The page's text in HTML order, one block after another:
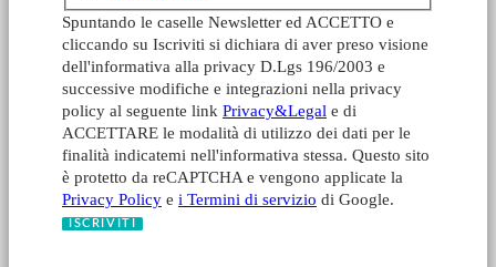
Spuntando le caselle Newsletter ed ACCETTO e
cliccando su Iscriviti si dichiara di aver preso visione
dell'informativa alla privacy D.Lgs 196/2003 e
successive modifiche e integrazioni nella privacy
policy al seguente link Privacy&Legal e di
ACCETTARE le modalità di utilizzo dei dati per le
finalità indicatemi nell'informativa stessa. Questo sito
è protetto da reCAPTCHA e vengono applicate la
Privacy Policy e i Termini di servizio di Google.